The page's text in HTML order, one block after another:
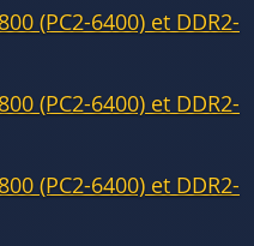
(PC2-6400) et DDR2-
(PC2-6400) et DDR2-
(PC2-6400) et DDR2-